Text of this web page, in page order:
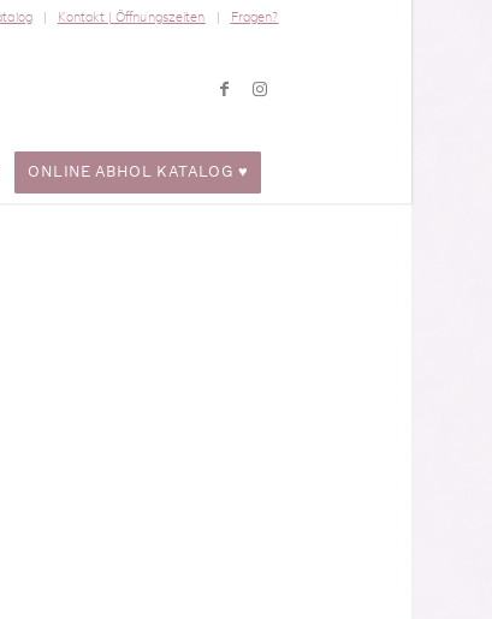
Kontakt | Öffnungszeiten Fragen?
ONLINE ABHOL KATALOG ♥